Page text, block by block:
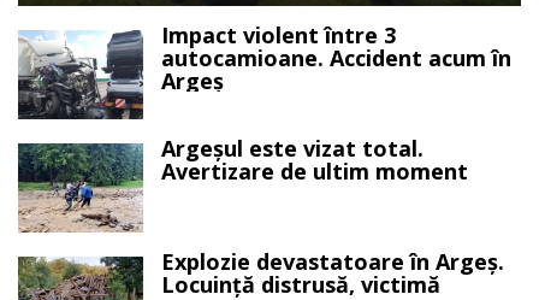
Impact violent între 3
autocamioane. Accident acum în
Argeș
Argeșul este vizat total.
Avertizare de ultim moment
Explozie devastatoare în Argeș.
Locuință distrusă, victimă